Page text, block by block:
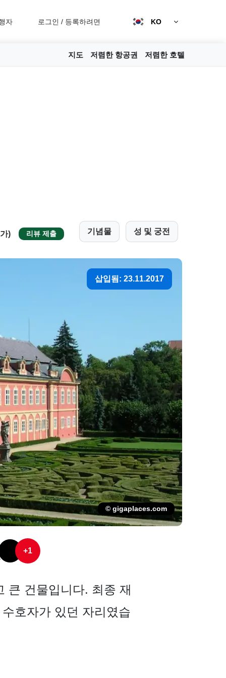
자 로그인 / 등록하려면 KO
지도 저렴한 항공권 저렴한 호텔
) 리뷰 제출 기념물 성 및 궁전
삽입됨: 23.11.2017
© gigaplaces.com
+1
큰 건물입니다. 최종 재
호자가 있던 자리였습